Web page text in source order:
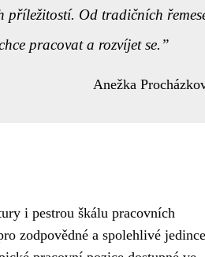
příležitostí. Od tradičních
pracovat a rozvíjet se.
Anežka
i pestrou škálu pracovních
zodpovědné a spolehlivé